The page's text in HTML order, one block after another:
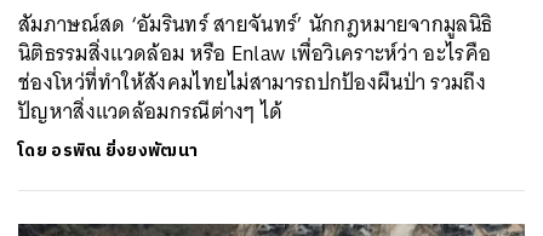
สัมภาษณ์สด ‘อัมรินทร์ สายจันทร์’ นักกฎหมายจากมูลนิธิ
นิติธรรมสิ่งแวดล้อม หรือ Enlaw เพื่อวิเคราะห์ว่า อะไรคือ
ช่องโหว่ที่ทำให้สังคมไทยไม่สามารถปกป้องผืนป่า รวมถึง
ปัญหาสิ่งแวดล้อมกรณีต่างๆ ได้
โดย อรพิณ ยิ่งยงพัฒนา